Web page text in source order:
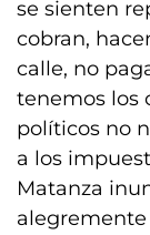
se sienten
cobran,
calle, no
tenemos los
políticos no
a los
Matanza